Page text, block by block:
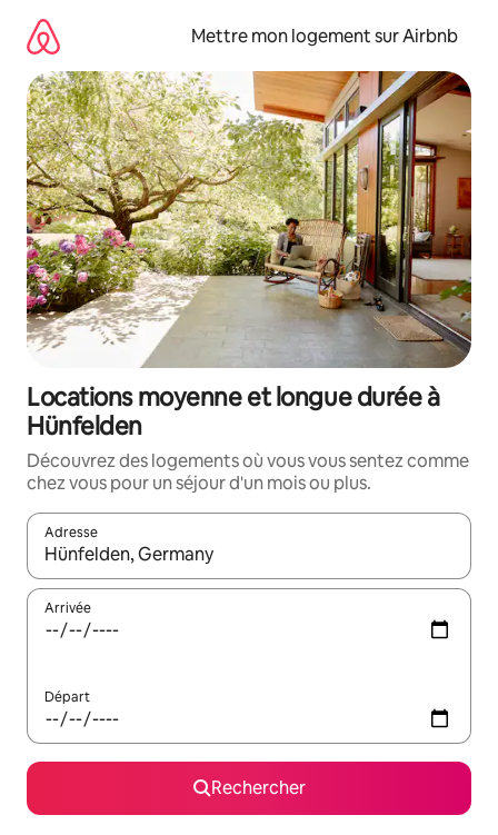
directement
contenu
Mettre mon logement sur Airbnb
Locations moyenne et longue durée à
Hünfelden
Découvrez des logements où vous vous sentez comme
chez vous pour un séjour d'un mois ou plus.
Adresse
Lorsque les résultats s'affichent, utilisez les flèches vers le
Arrivée
Départ
Rechercher